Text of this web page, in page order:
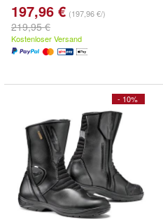
197,96 € (197,96 €/)
219,95 €
Kostenloser Versand
- 10%